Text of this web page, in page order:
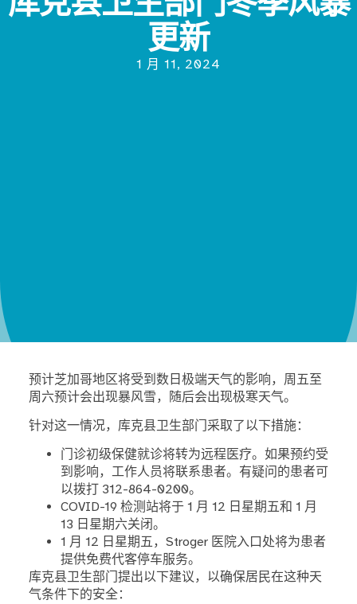
更新
1 月 11, 2024
预计芝加哥地区将受到数日极端天气的影响，周五至
周六预计会出现暴风雪，随后会出现极寒天气。
针对这一情况，库克县卫生部门采取了以下措施：
门诊初级保健就诊将转为远程医疗。如果预约受
到影响，工作人员将联系患者。有疑问的患者可
以拨打 312-864-0200。
COVID-19 检测站将于 1 月 12 日星期五和 1 月
13 日星期六关闭。
1 月 12 日星期五，Stroger 医院入口处将为患者
提供免费代客停车服务。
库克县卫生部门提出以下建议，以确保居民在这种天
气条件下的安全：